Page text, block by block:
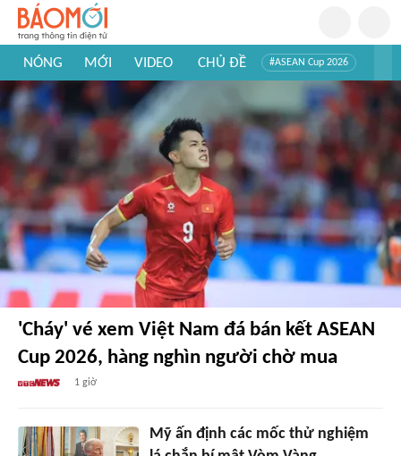
NÓNG MỚI VIDEO CHỦ ĐỀ #ASEAN Cup 2026
#Trí tuệ nhân tạo #Mỹ - Iran
#Khám phá thế giới
'Cháy' vé xem Việt Nam đá bán kết ASEAN
Cup 2026, hàng nghìn người chờ mua
1 giờ
Mỹ ấn định các mốc thử nghiệm